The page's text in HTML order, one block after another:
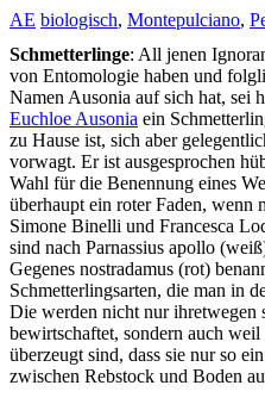
AE biologisch, Montepulciano,
Schmetterlinge: All jenen
von Entomologie haben und
Namen Ausonia auf sich hat, sei
Euchloe Ausonia ein
zu Hause ist, sich aber
vorwagt. Er ist ausgesprochen
Wahl für die Benennung eines
überhaupt ein roter Faden, wenn
Simone Binelli und Francesca
sind nach Parnassius apollo
Gegenes nostradamus (rot)
Schmetterlingsarten, die man in
Die werden nicht nur ihretwegen
bewirtschaftet, sondern auch
überzeugt sind, dass sie nur so
zwischen Rebstock und Boden